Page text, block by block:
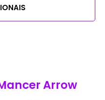
Arrow